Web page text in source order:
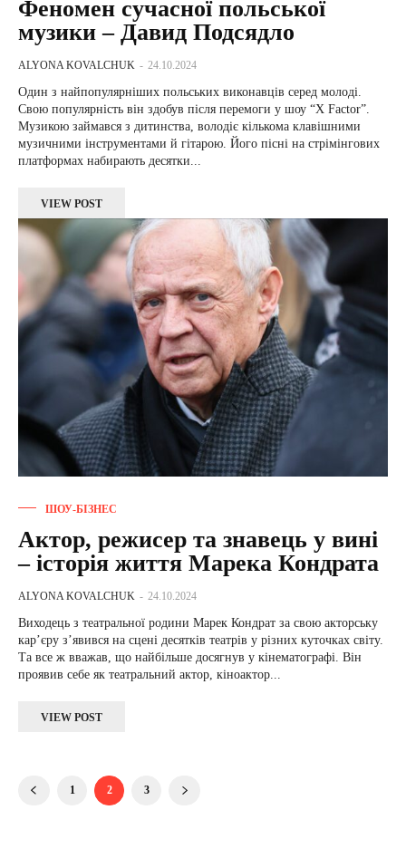
Феномен сучасної польської
музики – Давид Подсядло
ALYONA KOVALCHUK - 24.10.2024
Один з найпопулярніших польських виконавців серед молоді.
Свою популярність він здобув після перемоги у шоу “X Factor”.
Музикою займався з дитинства, володіє кількома клавішними
музичними інструментами й гітарою. Його пісні на стрімінгових
платформах набирають десятки...
VIEW POST
ШОУ-БІЗНЕС
Актор, режисер та знавець у вині
– історія життя Марека Кондрата
ALYONA KOVALCHUK - 24.10.2024
Виходець з театральної родини Марек Кондрат за свою акторську
карʼєру зʼявився на сцені десятків театрів у різних куточках світу.
Та все ж вважав, що найбільше досягнув у кінематографі. Він
проявив себе як театральний актор, кіноактор...
VIEW POST
1 2 3